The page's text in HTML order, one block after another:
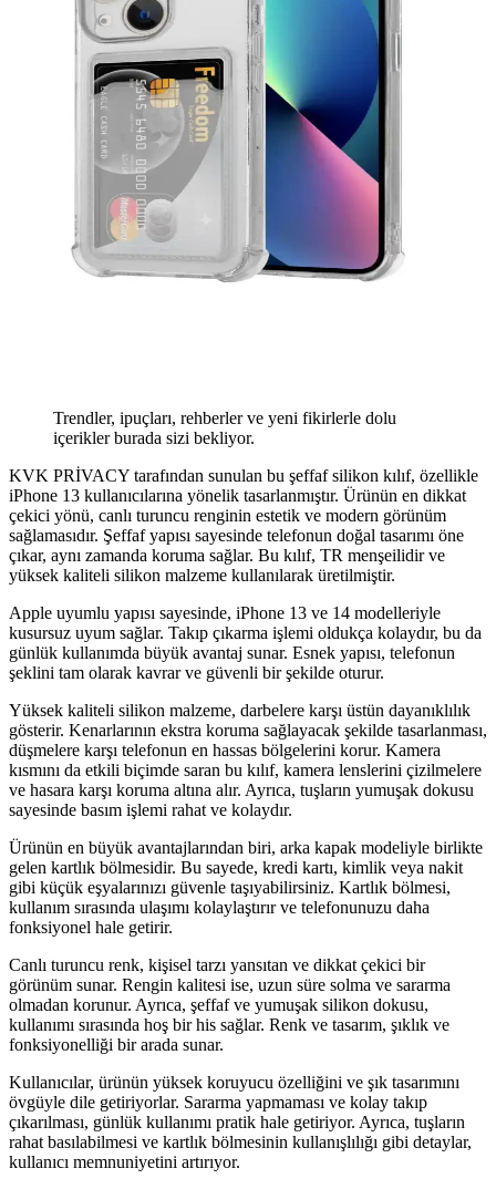
Trendler, ipuçları, rehberler ve yeni fikirlerle dolu
içerikler burada sizi bekliyor.
KVK PRİVACY tarafından sunulan bu şeffaf silikon kılıf, özellikle
iPhone 13 kullanıcılarına yönelik tasarlanmıştır. Ürünün en dikkat
çekici yönü, canlı turuncu renginin estetik ve modern görünüm
sağlamasıdır. Şeffaf yapısı sayesinde telefonun doğal tasarımı öne
çıkar, aynı zamanda koruma sağlar. Bu kılıf, TR menşeilidir ve
yüksek kaliteli silikon malzeme kullanılarak üretilmiştir.
Apple uyumlu yapısı sayesinde, iPhone 13 ve 14 modelleriyle
kusursuz uyum sağlar. Takıp çıkarma işlemi oldukça kolaydır, bu da
günlük kullanımda büyük avantaj sunar. Esnek yapısı, telefonun
şeklini tam olarak kavrar ve güvenli bir şekilde oturur.
Yüksek kaliteli silikon malzeme, darbelere karşı üstün dayanıklılık
gösterir. Kenarlarının ekstra koruma sağlayacak şekilde tasarlanması,
düşmelere karşı telefonun en hassas bölgelerini korur. Kamera
kısmını da etkili biçimde saran bu kılıf, kamera lenslerini çizilmelere
ve hasara karşı koruma altına alır. Ayrıca, tuşların yumuşak dokusu
sayesinde basım işlemi rahat ve kolaydır.
Ürünün en büyük avantajlarından biri, arka kapak modeliyle birlikte
gelen kartlık bölmesidir. Bu sayede, kredi kartı, kimlik veya nakit
gibi küçük eşyalarınızı güvenle taşıyabilirsiniz. Kartlık bölmesi,
kullanım sırasında ulaşımı kolaylaştırır ve telefonunuzu daha
fonksiyonel hale getirir.
Canlı turuncu renk, kişisel tarzı yansıtan ve dikkat çekici bir
görünüm sunar. Rengin kalitesi ise, uzun süre solma ve sararma
olmadan korunur. Ayrıca, şeffaf ve yumuşak silikon dokusu,
kullanımı sırasında hoş bir his sağlar. Renk ve tasarım, şıklık ve
fonksiyonelliği bir arada sunar.
Kullanıcılar, ürünün yüksek koruyucu özelliğini ve şık tasarımını
övgüyle dile getiriyorlar. Sararma yapmaması ve kolay takıp
çıkarılması, günlük kullanımı pratik hale getiriyor. Ayrıca, tuşların
rahat basılabilmesi ve kartlık bölmesinin kullanışlılığı gibi detaylar,
kullanıcı memnuniyetini artırıyor.